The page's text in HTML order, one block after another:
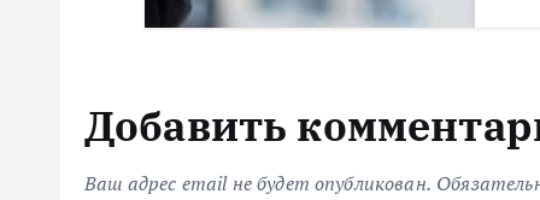
Добавить
Ваш адрес email не будет опубликован.